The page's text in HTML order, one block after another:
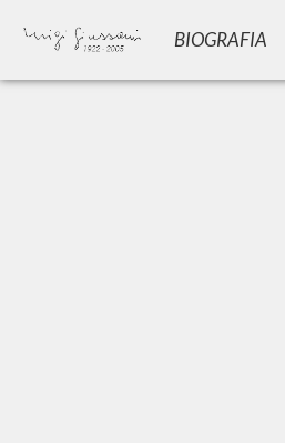
BIOGRAFIA